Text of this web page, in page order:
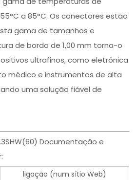
a 85°C. Os conectores estão
gama de tamanhos e
de bordo de 1,00 mm torna-o
ultrafinos, como eletrónica
médico e instrumentos de alta
uma solução fiável de
Documentação e
ligação (num sítio Web)